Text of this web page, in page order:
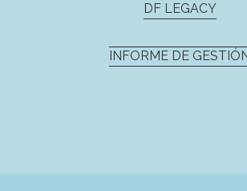
DF LEGACY
INFORME DE